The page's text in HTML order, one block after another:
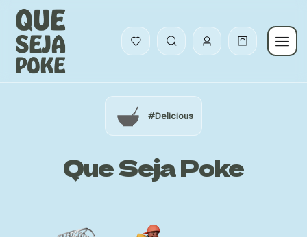
#Delicious
Que Seja Poke